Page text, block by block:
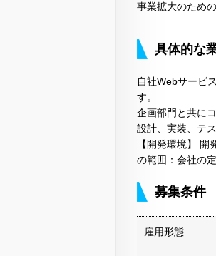
事業拡大のため
具体的な
自社Webサービ
す。
企画部門と共に
設計、実装、テ
【開発環境】
の範囲：会社の
募集条件
雇用形態